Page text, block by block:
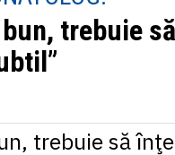
1 EGP
1 HUF
= 1.2223
1 INR= 0.0513
1 NZD
= 2.6097
1 PLN = 1.1646
trebuie